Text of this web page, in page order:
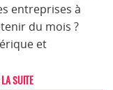
entreprises à
du mois ?
et
SUITE